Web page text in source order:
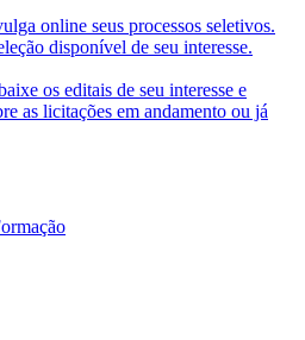
online seus processos seletivos.
disponível de seu interesse.
os editais de seu interesse e
as licitações em andamento ou já